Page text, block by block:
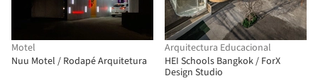
Motel
Nuu Motel / Rodapé Arquitetura
Arquitectura Educacional
HEI Schools Bangkok / ForX
Design Studio